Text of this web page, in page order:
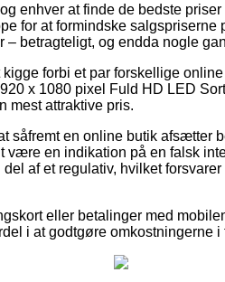
enhver at finde de bedste
for at formindske
– betragteligt, og endda nogle
forbi et par forskellige
x 1080 pixel Fuld HD LED
mest attraktive pris.
såfremt en online butik afsætter
være en indikation på en falsk
af et regulativ, hvilket
eller betalinger med
i at godtgøre omkostningerne i